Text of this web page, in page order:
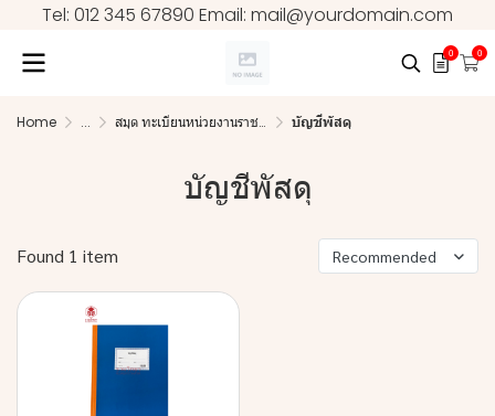
Tel: 012 345 67890 Email: mail@yourdomain.com
0 0
Home ... สมุด ทะเบียนหน่วยงานราชการ บัญชีพัสดุ
บัญชีพัสดุ
Found 1 item Recommended